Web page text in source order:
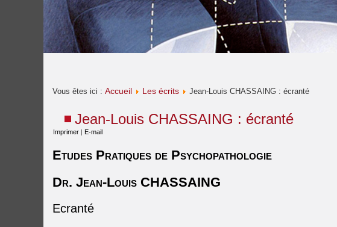
Vous êtes ici : Accueil Les écrits Jean-Louis CHASSAING : écranté
Jean-Louis CHASSAING : écranté
Imprimer | E-mail
Etudes Pratiques de Psychopathologie
Dr. Jean-Louis CHASSAING
Ecranté